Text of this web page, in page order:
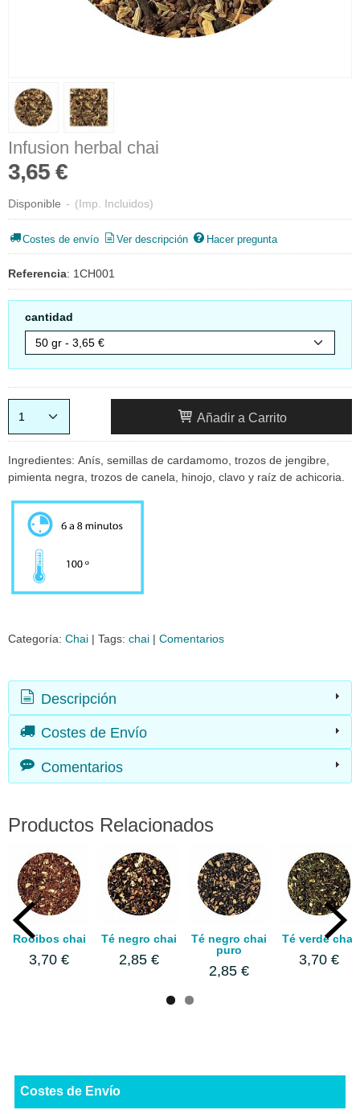
Costes de Envío
Infusion herbal chai
3,65 €
Disponible - (Imp. Incluidos)
Costes de envío Ver descripción Hacer pregunta
Referencia: 1CH001
cantidad
Añadir a Carrito
Ingredientes: Anís, semillas de cardamomo, trozos de jengibre,
pimienta negra, trozos de canela, hinojo, clavo y raíz de achicoria.
Categoría: Chai | Tags: chai | Comentarios
Descripción
Costes de Envío
Comentarios
Productos Relacionados
Rooibos chai
3,70 €
Té negro chai
2,85 €
Té negro chai
puro
2,85 €
Té verde chai
3,70 €